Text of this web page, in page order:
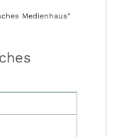
Medienhaus"